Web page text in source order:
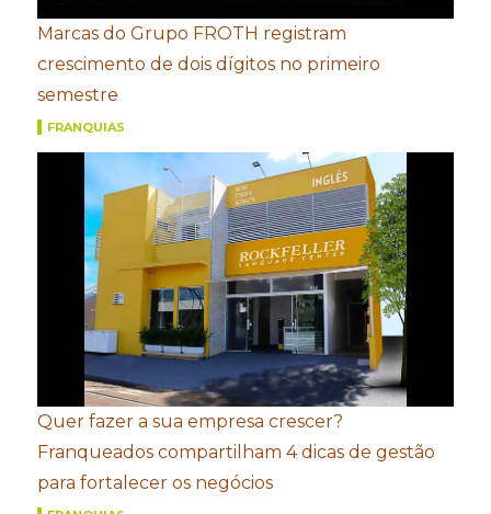
Marcas do Grupo FROTH registram
crescimento de dois dígitos no primeiro
semestre
FRANQUIAS
Quer fazer a sua empresa crescer?
Franqueados compartilham 4 dicas de gestão
para fortalecer os negócios